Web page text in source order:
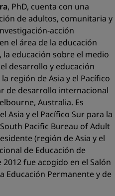
, PhD, cuenta con una
de adultos, comunitaria y
acción
el área de la educación
educación sobre el medio
desarrollo y educación
región de Asia y el Pacífico
de desarrollo internacional
Australia. Es
Asia y el Pacífico Sur para la
Pacific Bureau of Adult
(región de Asia y el
de Educación de
fue acogido en el Salón
Educación Permanente y de